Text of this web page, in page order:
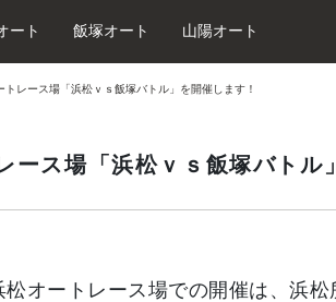
ート 飯塚オート 山陽オート
トレース場「浜松ｖｓ飯塚バトル」を開催します！
ース場「浜松ｖｓ飯塚バトル
松オートレース場での開催は、 浜松